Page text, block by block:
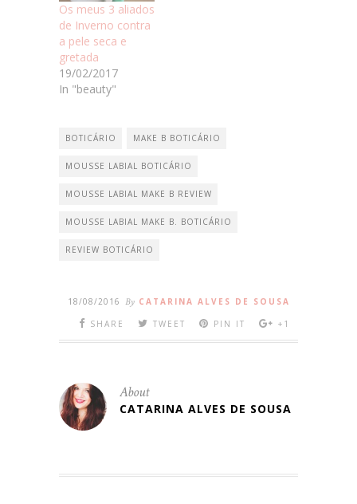
Os meus 3 aliados
de Inverno contra
a pele seca e
gretada
19/02/2017
In "beauty"
BOTICÁRIO MAKE B BOTICÁRIO
MOUSSE LABIAL BOTICÁRIO
MOUSSE LABIAL MAKE B REVIEW
MOUSSE LABIAL MAKE B. BOTICÁRIO
REVIEW BOTICÁRIO
18/08/2016 By CATARINA ALVES DE SOUSA
SHARE
TWEET PIN IT +1
About
CATARINA ALVES DE SOUSA